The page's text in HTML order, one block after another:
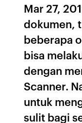
Mar 27,
dokumen,
beberapa
bisa
dengan
Scanner.
untuk
sulit bagi